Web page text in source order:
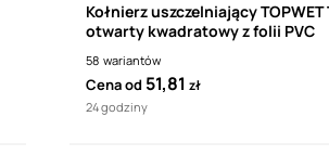
Kołnierz uszczelniający TOPWET
otwarty kwadratowy z folii PVC
58 wariantów
Cena od 51,81 zł
24 godziny